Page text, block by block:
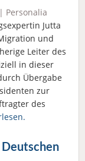
| Personalia
Jutta
und
Leiter des
in dieser
Übergabe
zur
des
Deutschen